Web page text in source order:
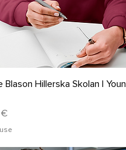
Aperçu rapide
Blason Hillerska Skolan |
€